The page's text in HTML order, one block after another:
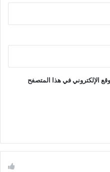
الإلكتروني في هذا المتصفح